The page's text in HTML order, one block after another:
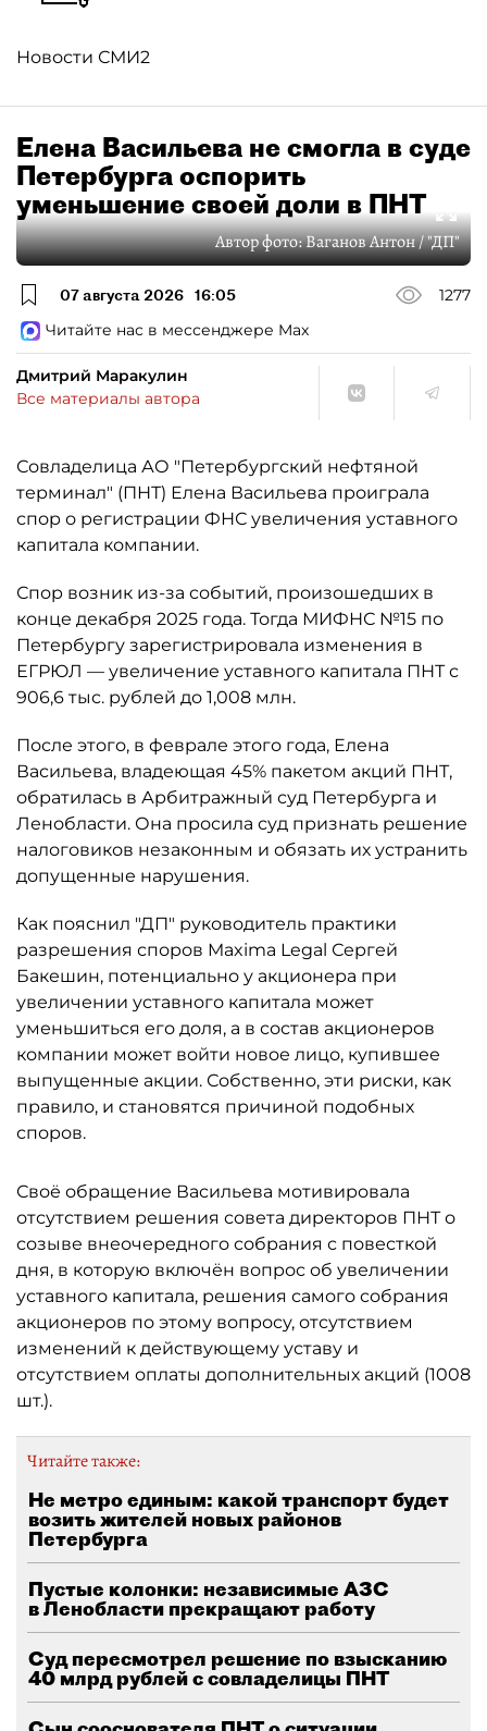
Новости СМИ2
Елена Васильева не смогла в суде
Петербурга оспорить
уменьшение своей доли в ПНТ
Автор фото:Ваганов Антон / "ДП"
07 августа 2026 16:05
1277
Читайте нас в мессенджере Max
Дмитрий Маракулин
Все материалы автора
Совладелица АО "Петербургский нефтяной
терминал" (ПНТ) Елена Васильева проиграла
спор о регистрации ФНС увеличения уставного
капитала компании.
Спор возник из-за событий, произошедших в
конце декабря 2025 года. Тогда МИФНС №15 по
Петербургу зарегистрировала изменения в
ЕГРЮЛ — увеличение уставного капитала ПНТ с
906,6 тыс. рублей до 1,008 млн.
После этого, в феврале этого года, Елена
Васильева, владеющая 45% пакетом акций ПНТ,
обратилась в Арбитражный суд Петербурга и
Ленобласти. Она просила суд признать решение
налоговиков незаконным и обязать их устранить
допущенные нарушения.
Как пояснил "ДП" руководитель практики
разрешения споров Maxima Legal Сергей
Бакешин, потенциально у акционера при
увеличении уставного капитала может
уменьшиться его доля, а в состав акционеров
компании может войти новое лицо, купившее
выпущенные акции. Собственно, эти риски, как
правило, и становятся причиной подобных
споров.
Своё обращение Васильева мотивировала
отсутствием решения совета директоров ПНТ о
созыве внеочередного собрания с повесткой
дня, в которую включён вопрос об увеличении
уставного капитала, решения самого собрания
акционеров по этому вопросу, отсутствием
изменений к действующему уставу и
отсутствием оплаты дополнительных акций (1008
шт.).
Читайте также:
Не метро единым: какой транспорт будет
возить жителей новых районов
Петербурга
Пустые колонки: независимые АЗС
в Ленобласти прекращают работу
Суд пересмотрел решение по взысканию
40 млрд рублей с совладелицы ПНТ